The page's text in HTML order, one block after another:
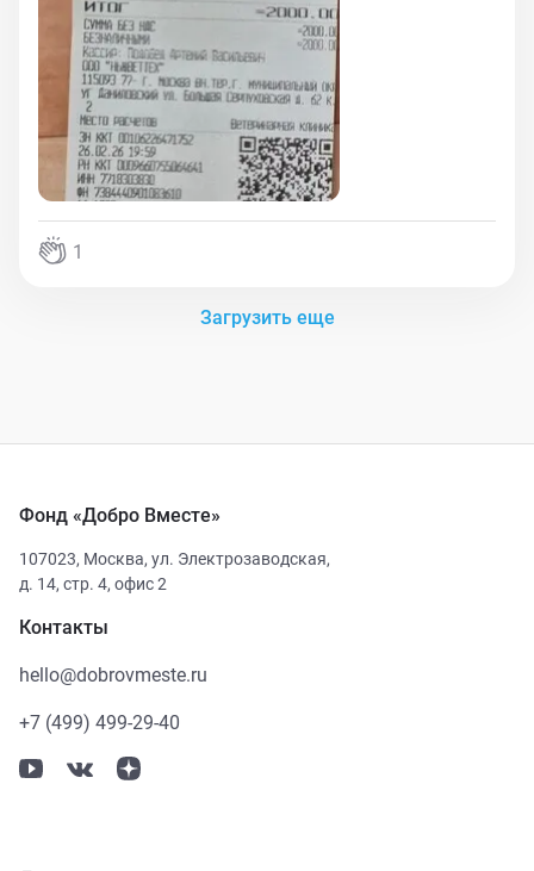
1
Загрузить еще
Фонд «Добро Вместе»
107023, Москва, ул. Электрозаводская,
д. 14, стр. 4, офис 2
Контакты
hello@dobrovmeste.ru
+7 (499) 499-29-40